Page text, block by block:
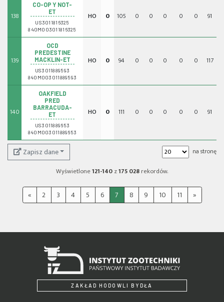
138
CO-OP Y NOT-
ET
US3011816325
840M003011816325
HO 0 105 0 0 0 0 0 91
139
OCD
PREDESTINE
MACKLIN-ET
US3011889593
840M003011889593
HO 0 94 0 0 0 0 0 117
140
OAKFIELD
PRED
BARRACUDA-
ET
US3011889653
840M003011889653
HO 0 111 0 0 0 0 0 91
Zapisz dane
na stronę
Wyświetlone121-140z175 028rekordów.
« 2 3 4 5 6 7 8 9 10 11 »
ZAKŁAD HODOWLI BYDŁA